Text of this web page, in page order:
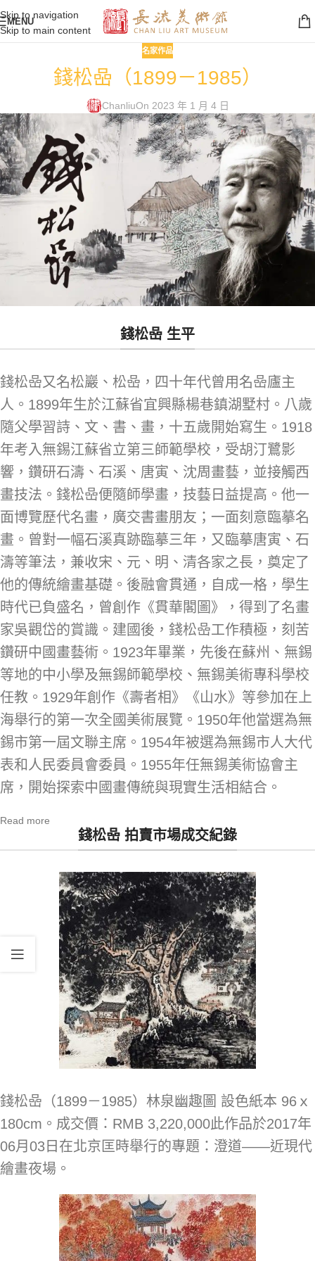
Skip to navigation
Skip to main content
MENU
名家作品
錢松喦（1899－1985）
ChanliuOn 2023 年 1 月 4 日
錢松喦 生平
錢松喦又名松巖、松喦，四十年代曾用名喦廬主
人。1899年生於江蘇省宜興縣楊巷鎮湖墅村。八歲
隨父學習詩、文、書、畫，十五歲開始寫生。1918
年考入無錫江蘇省立第三師範學校，受胡汀鷺影
響，鑽研石濤、石溪、唐寅、沈周畫藝，並接觸西
畫技法。錢松喦便隨師學畫，技藝日益提高。他一
面博覽歷代名畫，廣交書畫朋友；一面刻意臨摹名
畫。曾對一幅石溪真跡臨摹三年，又臨摹唐寅、石
濤等筆法，兼收宋、元、明、清各家之長，奠定了
他的傳統繪畫基礎。後融會貫通，自成一格，學生
時代已負盛名，曾創作《貫華閣圖》，得到了名畫
家吳觀岱的賞識。建國後，錢松喦工作積極，刻苦
鑽研中國畫藝術。1923年畢業，先後在蘇州、無錫
等地的中小學及無錫師範學校、無錫美術專科學校
任教。1929年創作《壽者相》《山水》等參加在上
海舉行的第一次全國美術展覽。1950年他當選為無
錫市第一屆文聯主席。1954年被選為無錫市人大代
表和人民委員會委員。1955年任無錫美術協會主
席，開始探索中國畫傳統與現實生活相結合。
Read more
錢松喦 拍賣市場成交紀錄
錢松喦（1899－1985）林泉幽趣圖 設色紙本 96ｘ
180cm。成交價：RMB 3,220,000此作品於2017年
06月03日在北京匡時舉行的專題：澄道——近現代
繪畫夜場。